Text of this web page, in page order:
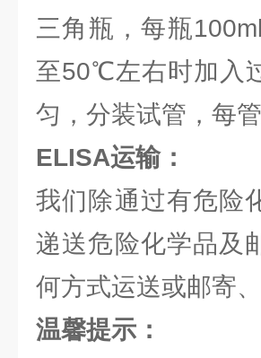
三角瓶，每瓶
至50℃左右时加入
匀，分装试管，每
ELISA运输：
我们除通过有危险
递送危险化学品及
何方式运送或邮寄、
温馨提示：